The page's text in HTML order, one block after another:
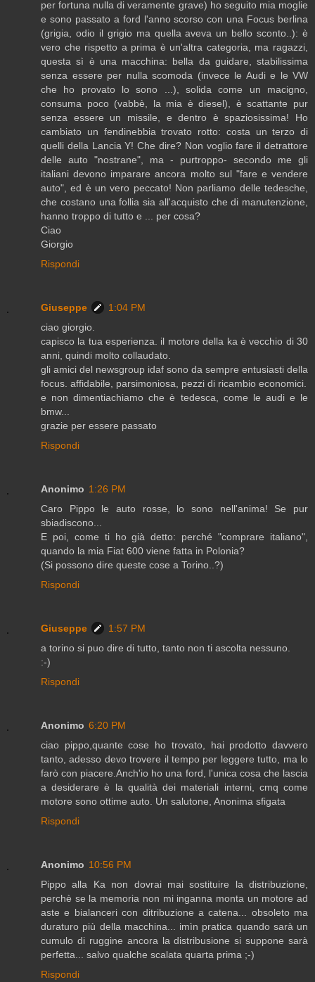
per fortuna nulla di veramente grave) ho seguito mia moglie
e sono passato a ford l'anno scorso con una Focus berlina
(grigia, odio il grigio ma quella aveva un bello sconto..): è
vero che rispetto a prima è un'altra categoria, ma ragazzi,
questa sì è una macchina: bella da guidare, stabilissima
senza essere per nulla scomoda (invece le Audi e le VW
che ho provato lo sono ...), solida come un macigno,
consuma poco (vabbè, la mia è diesel), è scattante pur
senza essere un missile, e dentro è spaziosissima! Ho
cambiato un fendinebbia trovato rotto: costa un terzo di
quelli della Lancia Y! Che dire? Non voglio fare il detrattore
delle auto "nostrane", ma - purtroppo- secondo me gli
italiani devono imparare ancora molto sul "fare e vendere
auto", ed è un vero peccato! Non parliamo delle tedesche,
che costano una follia sia all'acquisto che di manutenzione,
hanno troppo di tutto e ... per cosa?
Ciao
Giorgio
Rispondi
Giuseppe
1:04 PM
ciao giorgio.
capisco la tua esperienza. il motore della ka è vecchio di 30
anni, quindi molto collaudato.
gli amici del newsgroup idaf sono da sempre entusiasti della
focus. affidabile, parsimoniosa, pezzi di ricambio economici.
e non dimentiachiamo che è tedesca, come le audi e le
bmw...
grazie per essere passato
Rispondi
Anonimo 1:26 PM
Caro Pippo le auto rosse, lo sono nell'anima! Se pur
sbiadiscono...
E poi, come ti ho già detto: perché "comprare italiano",
quando la mia Fiat 600 viene fatta in Polonia?
(Si possono dire queste cose a Torino..?)
Rispondi
Giuseppe
1:57 PM
a torino si puo dire di tutto, tanto non ti ascolta nessuno.
:-)
Rispondi
Anonimo 6:20 PM
ciao pippo,quante cose ho trovato, hai prodotto davvero
tanto, adesso devo trovere il tempo per leggere tutto, ma lo
farò con piacere.Anch'io ho una ford, l'unica cosa che lascia
a desiderare è la qualità dei materiali interni, cmq come
motore sono ottime auto. Un salutone, Anonima sfigata
Rispondi
Anonimo 10:56 PM
Pippo alla Ka non dovrai mai sostituire la distribuzione,
perchè se la memoria non mi inganna monta un motore ad
aste e bialanceri con ditribuzione a catena... obsoleto ma
duraturo più della macchina... imìn pratica quando sarà un
cumulo di ruggine ancora la distribusione si suppone sarà
perfetta... salvo qualche scalata quarta prima ;-)
Rispondi